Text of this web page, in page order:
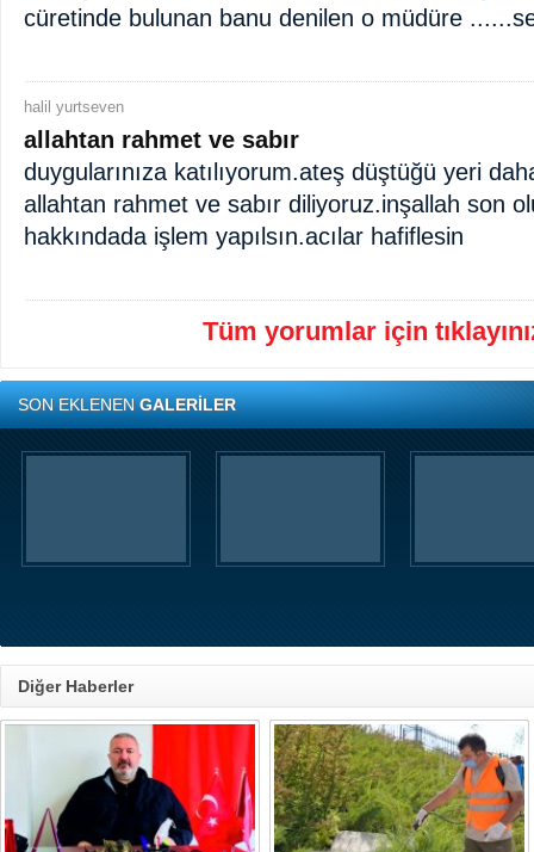
cüretinde bulunan banu denilen o müdüre
halil yurtseven
allahtan rahmet ve sabır
duygularınıza katılıyorum.ateş düştüğü yeri
allahtan rahmet ve sabır diliyoruz.inşallah son
hakkındada işlem yapılsın.acılar hafiflesin
Tüm yorumlar için
SON EKLENENGALERİLER
Diğer Haberler